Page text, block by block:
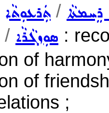
ܬܲܪܥܘܼܬܵܐ /
/ ܣܘܼܙܓܵܪܵܐ :
of
of
;